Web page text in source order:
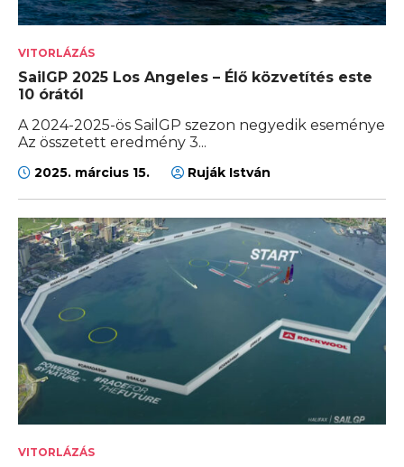
VITORLÁZÁS
SailGP 2025 Los Angeles – Élő közvetítés este
10 órától
A 2024-2025-ös SailGP szezon negyedik eseménye
Az összetett eredmény 3...
2025. március 15. Ruják István
VITORLÁZÁS